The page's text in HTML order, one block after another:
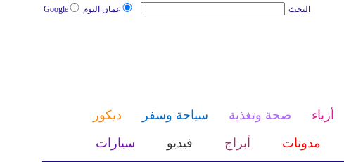
عمان اليوم Google البحث
أزياء صحة وتغذية سياحة وسفر
ديكور
مدونات أبراج فيديو سيارات